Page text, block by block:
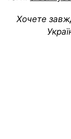
Хочете